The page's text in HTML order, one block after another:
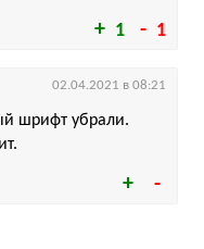
1 1
шрифт убрали.
02.04.2021 в 08:21